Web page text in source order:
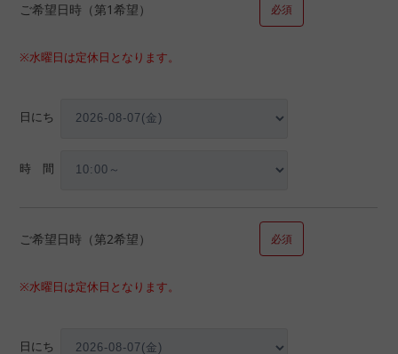
ご希望日時（第1希望） 必須
※水曜日は定休日となります。
日にち
時 間
ご希望日時（第2希望） 必須
※水曜日は定休日となります。
日にち
築年数